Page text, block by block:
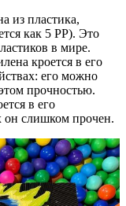
из пластика,
как 5 PP). Это
в мире.
кроется в его
его можно
прочностью.
в его
слишком прочен.